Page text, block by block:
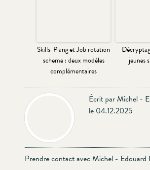
Skills-Plang et Job rotation
scheme : deux modèles
complémentaires
jeunes
Écrit par Michel -
le 04.12.2025
Prendre contact avec Michel - Edouard